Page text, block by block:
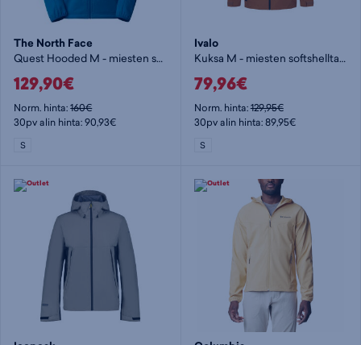
The North Face
Quest Hooded M - miesten softshelltakki
129,90€
Norm. hinta:160€
30pv alin hinta: 90,93€
S
Ivalo
Kuksa M - miesten softshelltakki
79,96€
Norm. hinta:129,95€
30pv alin hinta: 89,95€
S